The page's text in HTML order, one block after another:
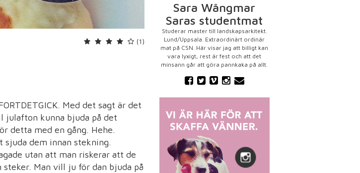
(1)
Med det sagt är det
julafton kunna bjuda på det
detta med en gång. Hehe.
dem innan stekning.
utan att man riskerar att de
Man vill ju för dan bjuda på
Sara Wångmar
Saras studentmat
Studerar master till landskapsarkitekt.
Lund/Uppsala. Extraordinärt ordinär
mat på CSN. Här visar jag att billigt kan
vara lyxigt, rest är fest och att det
minsann går att göra pannkaka på allt.